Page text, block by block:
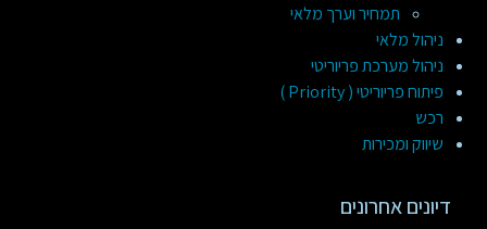
תמחיר וערך מלאי
ניהול מלאי
ניהול מערכת פריוריטי
פיתוח פריוריטי ( Priority )
רכש
שיווק ומכירות
דיונים אחרונים